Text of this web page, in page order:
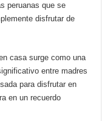
peruanas que se
disfrutar de
casa surge como una
entre madres
para disfrutar en
en un recuerdo